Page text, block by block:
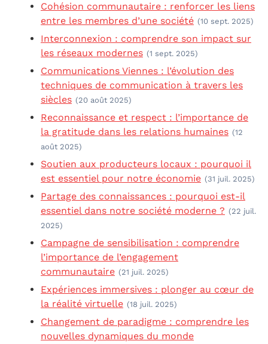
Cohésion communautaire : renforcer les liens
entre les membres d’une société (10 sept. 2025)
Interconnexion : comprendre son impact sur
les réseaux modernes (1 sept. 2025)
Communications Viennes : l’évolution des
techniques de communication à travers les
siècles (20 août 2025)
Reconnaissance et respect : l’importance de
la gratitude dans les relations humaines (12
août 2025)
Soutien aux producteurs locaux : pourquoi il
est essentiel pour notre économie (31 juil. 2025)
Partage des connaissances : pourquoi est-il
essentiel dans notre société moderne ? (22 juil.
2025)
Campagne de sensibilisation : comprendre
l’importance de l’engagement
communautaire (21 juil. 2025)
Expériences immersives : plonger au cœur de
la réalité virtuelle (18 juil. 2025)
Changement de paradigme : comprendre les
nouvelles dynamiques du monde